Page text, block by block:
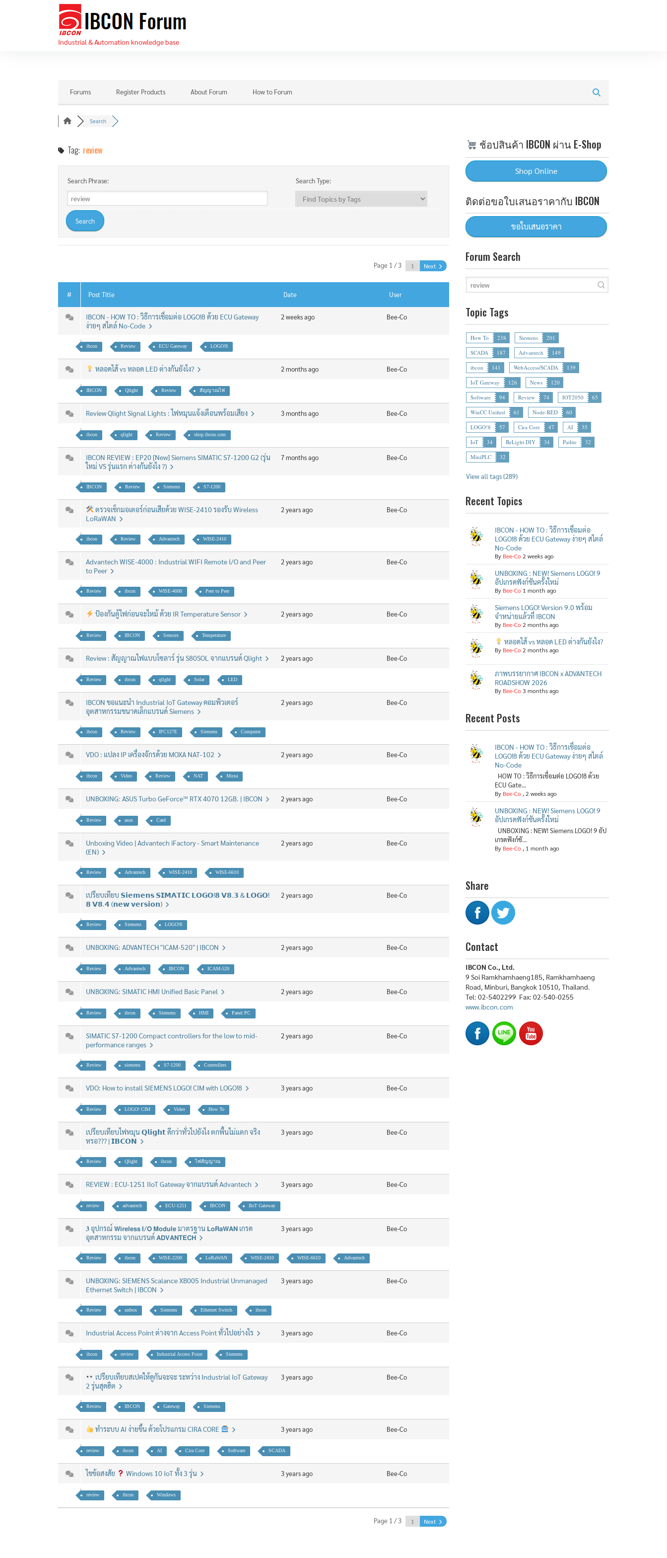
Industrial & Automation knowledge base
Forums Register Products About Forum How to Forum
Search
Tag: review
Search Phrase: Search Type:
Page 1 / 3 Next
# Post Title Date User
IBCON - HOW TO : วิธีการเชื่อมต่อ LOGO!8 ด้วย ECU Gateway
ง่ายๆ สไตล์ No-Code
2 weeks ago Bee-Co
ibcon Review ECU Gateway LOGO!8
หลอดไส้ vs หลอด LED ต่างกันยังไง? 2 months ago Bee-Co
IBCON Qlight Review สัญญาณไฟ
Review Qlight Signal Lights : ไฟหมุนแจ้งเตือนพร้อมเสียง 3 months ago Bee-Co
ibcon qlight Review shop.ibcon.com
IBCON REVIEW : EP20 [New] Siemens SIMATIC S7-1200 G2 (รุ่น
ใหม่ VS รุ่นแรก ต่างกันยังไง ?)
7 months ago Bee-Co
IBCON Review Siemens S7-1200
ตรวจเช็กมอเตอร์ก่อนเสียด้วย WISE-2410 รองรับ Wireless
LoRaWAN
2 years ago Bee-Co
ibcon Review Advantech WISE-2410
Advantech WISE-4000 : Industrial WIFI Remote I/O and Peer
to Peer
2 years ago Bee-Co
Review ibcon WISE-4000 Peer to Peer
ป้องกันตู้ไฟก่อนจะไหม้ ด้วย IR Temperature Sensor 2 years ago Bee-Co
Review IBCON Sensors Temperature
Review : สัญญาณไฟแบบโซลาร์ รุ่น S80SOL จากแบรนด์ Qlight 2 years ago Bee-Co
Review ibcon qlight Solar LED
IBCON ขอแนะนำ Industrial IoT Gateway คอมพิวเตอร์
อุตสาหกรรมขนาดเล็กแบรนด์ Siemens
2 years ago Bee-Co
ibcon Review IPC127E Siemens Computer
VDO : แปลง IP เครื่องจักรด้วย MOXA NAT-102 2 years ago Bee-Co
ibcon Video Review NAT Moxa
UNBOXING: ASUS Turbo GeForce™ RTX 4070 12GB. | IBCON 2 years ago Bee-Co
Review asus Card
Unboxing Video | Advantech iFactory - Smart Maintenance
(EN)
2 years ago Bee-Co
Review Advantech WISE-2410 WISE-6610
เปรียบเทียบ 𝗦𝗶𝗲𝗺𝗲𝗻𝘀 𝗦𝗜𝗠𝗔𝗧𝗜𝗖 𝗟𝗢𝗚𝗢!𝟴 𝗩𝟴.𝟯 & 𝗟𝗢𝗚𝗢!
𝟴 𝗩𝟴.𝟰 (𝗻𝗲𝘄 𝘃𝗲𝗿𝘀𝗶𝗼𝗻)
2 years ago Bee-Co
Review Siemens LOGO!8
UNBOXING: ADVANTECH "ICAM-520" | IBCON 2 years ago Bee-Co
Review Advantech IBCON ICAM-520
UNBOXING: SIMATIC HMI Unified Basic Panel 2 years ago Bee-Co
Review ibcon Siemens HMI Panel PC
SIMATIC S7-1200 Compact controllers for the low to mid-
performance ranges
2 years ago Bee-Co
Review siemens S7-1200 Controllers
VDO: How to install SIEMENS LOGO! CIM with LOGO!8 3 years ago Bee-Co
Review LOGO! CIM Video How To
เปรียบเทียบไฟหมุน 𝗤𝗹𝗶𝗴𝗵𝘁 ดีกว่าทั่วไปยังไง ตกพื้นไม่แตก จริง
หรอ??? | 𝗜𝗕𝗖𝗢𝗡
3 years ago Bee-Co
Review Qlight ibcon ไฟสัญญาณ
REVIEW : ECU-1251 IIoT Gateway จากแบรนด์ Advantech 3 years ago Bee-Co
review advantech ECU-1251 IBCON IIoT Gateway
𝟑 อุปกรณ์ 𝗪𝗶𝗿𝗲𝗹𝗲𝘀𝘀 𝗜/𝗢 𝗠𝗼𝗱𝘂𝗹𝗲 มาตรฐาน 𝗟𝗼𝗥𝗮𝗪𝗔𝗡 เกรด
อุตสาหกรรม จากแบรนด์ 𝗔𝗗𝗩𝗔𝗡𝗧𝗘𝗖𝗛
3 years ago Bee-Co
Review ibcon WISE-2200 LoRaWAN WISE-2410 WISE-6610 Advantech
UNBOXING: SIEMENS Scalance XB005 Industrial Unmanaged
Ethernet Switch | IBCON
3 years ago Bee-Co
Review unbox Siemens Ethernet Switch ibcon
Industrial Access Point ต่างจาก Access Point ทั่วไปอย่างไร 3 years ago Bee-Co
ibcon review Industrial Access Point Siemens
เปรียบเทียบสเปคให้ดูกันจะจะ ระหว่าง Industrial IoT Gateway
2 รุ่นสุดฮิต
3 years ago Bee-Co
Review IBCON Gateway Siemens
ทำระบบ AI ง่ายขึ้น ด้วยโปรแกรม CIRA CORE 3 years ago Bee-Co
review ibcon AI Cira Core Software SCADA
ไขข้อสงสัย Windows 10 IoT ทั้ง 3 รุ่น 3 years ago Bee-Co
review ibcon Windows
Page 1 / 3 Next
ช้อปสินค้า IBCON ผ่าน E-Shop
ติดต่อขอใบเสนอราคากับ IBCON
Forum Search
Topic Tags
How To 238 Siemens
201
SCADA
187 Advantech
149
ibcon
141 WebAccess/SCADA
139
IoT Gateway
126 News
120
Software
94 Review 74 IOT2050
65
WinCC Unified
61 Node-RED
60
LOGO!8
57 Cira Core 47 AI
35
IoT
34 BeLight DIY 34 Patlite
32
MiniPLC
32
View all tags (289)
Recent Topics
IBCON - HOW TO : วิธีการเชื่อมต่อ
LOGO!8 ด้วย ECU Gateway ง่ายๆ สไตล์
No-Code
By Bee-Co 2 weeks ago
UNBOXING : NEW! Siemens LOGO! 9
อัปเกรดฟังก์ชันครั้งใหม่
By Bee-Co 1 month ago
Siemens LOGO! Version 9.0 พร้อม
จำหน่ายแล้วที่ IBCON
By Bee-Co 2 months ago
หลอดไส้ vs หลอด LED ต่างกันยังไง?
By Bee-Co 2 months ago
ภาพบรรยากาศ IBCON x ADVANTECH
ROADSHOW 2026
By Bee-Co 3 months ago
Recent Posts
IBCON - HOW TO : วิธีการเชื่อมต่อ
LOGO!8 ด้วย ECU Gateway ง่ายๆ สไตล์
No-Code
HOW TO : วิธีการเชื่อมต่อ LOGO!8 ด้วย
ECU Gate...
By Bee-Co,2 weeks ago
UNBOXING : NEW! Siemens LOGO! 9
อัปเกรดฟังก์ชันครั้งใหม่
UNBOXING : NEW! Siemens LOGO! 9 อัป
เกรดฟังก์ชั...
By Bee-Co, 1 month ago
Share
Contact
IBCON Co., Ltd.
9 Soi Ramkhamhaeng185, Ramkhamhaeng
Road, Minburi, Bangkok 10510, Thailand.
Tel: 02-5402299 Fax: 02-540-0255
www.ibcon.com